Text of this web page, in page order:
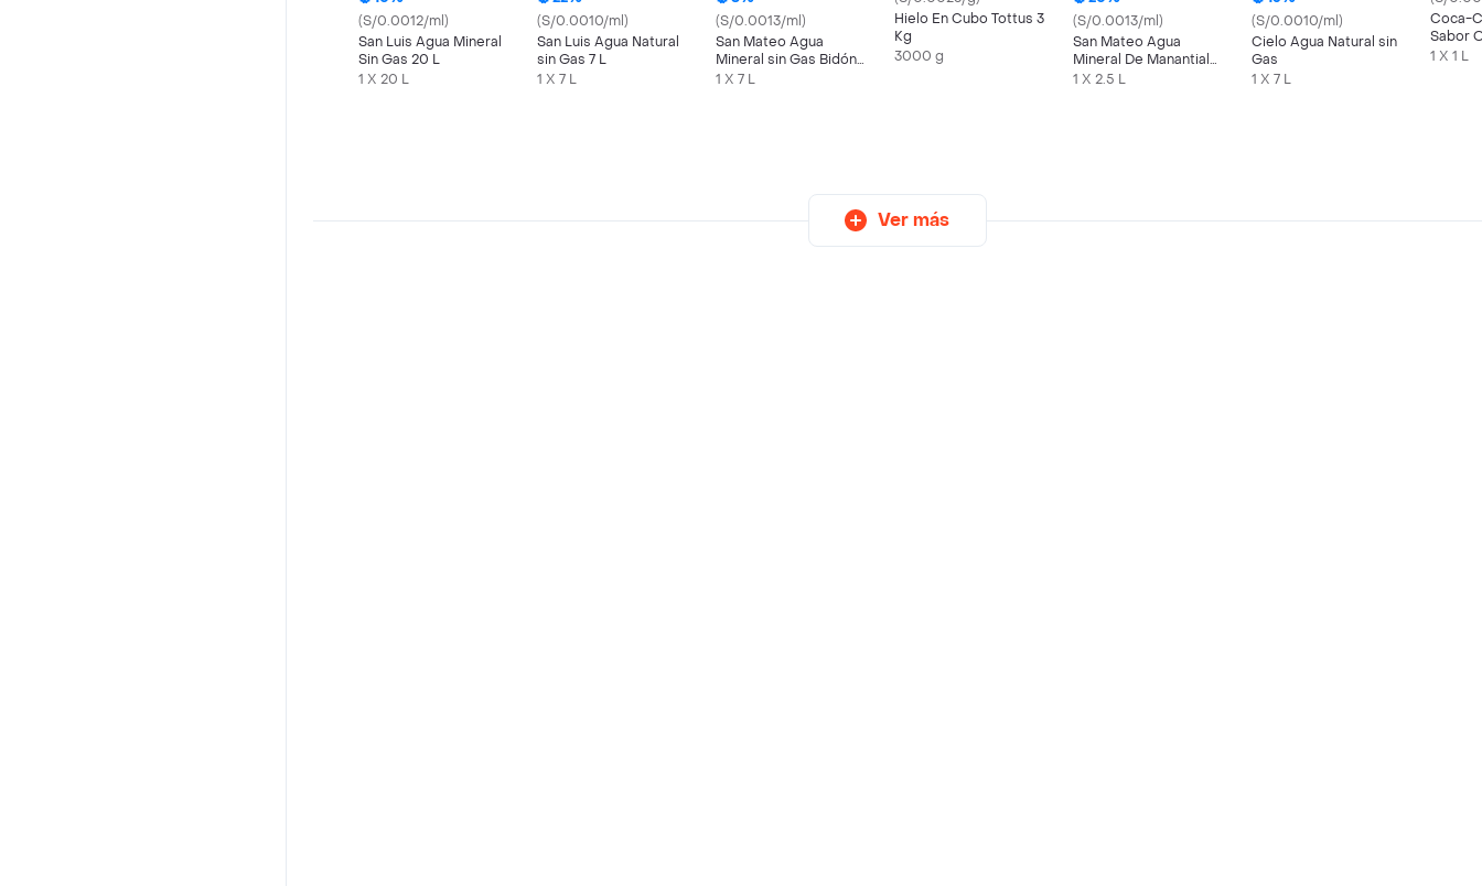
(S/0.0012/ml)
San Luis Agua Mineral
Sin Gas 20 L
1 X 20 L
(S/0.0010/ml)
San Luis Agua Natural
sin Gas 7 L
1 X 7 L
(S/0.0013/ml)
San Mateo Agua
Mineral sin Gas Bidón
7 l
1 X 7 L
Hielo En Cubo Tottus 3
Kg
3000 g
(S/0.0013/ml)
San Mateo Agua
Mineral De Manantial
Sin Gas
1 X 2.5 L
(S/0.0010/ml)
Cielo Agua Natural sin
Gas
1 X 7 L
Coca-
Sabor
1 L
1 X 1 L
Ver más